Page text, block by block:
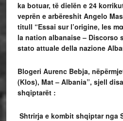
ka botuar, të dielën e 24
veprën e arbëreshit Angelo
titull “Essai sur l’origine, les
la nation albanaise – Discorso
stato attuale della nazione
Blogeri Aurenc Bebja,
(Klos), Mat – Albania”, sjell
shqiptarët :
Shtrirja e kombit shqiptar nga